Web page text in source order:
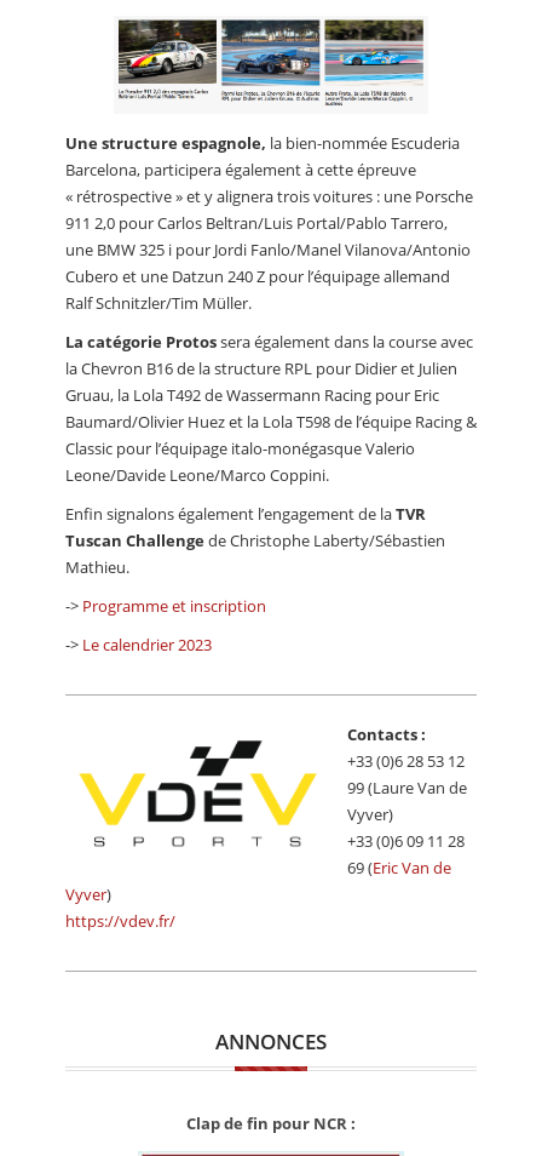
Une structure espagnole, la bien-nommée Escuderia
Barcelona, participera également à cette épreuve
« rétrospective » et y alignera trois voitures : une Porsche
911 2,0 pour Carlos Beltran/Luis Portal/Pablo Tarrero,
une BMW 325 i pour Jordi Fanlo/Manel Vilanova/Antonio
Cubero et une Datzun 240 Z pour l’équipage allemand
Ralf Schnitzler/Tim Müller.
La catégorie Protossera également dans la course avec
la Chevron B16 de la structure RPL pour Didier et Julien
Gruau, la Lola T492 de Wassermann Racing pour Eric
Baumard/Olivier Huez et la Lola T598 de l’équipe Racing &
Classic pour l’équipage italo-monégasque Valerio
Leone/Davide Leone/Marco Coppini.
Enfin signalons également l’engagement de laTVR
Tuscan Challengede Christophe Laberty/Sébastien
Mathieu.
-> Programme et inscription
-> Le calendrier 2023
Contacts :
+33 (0)6 28 53 12
99 (Laure Van de
Vyver)
+33 (0)6 09 11 28
69 (Eric Van de
Vyver)
https://vdev.fr/
ANNONCES
Clap de fin pour NCR :